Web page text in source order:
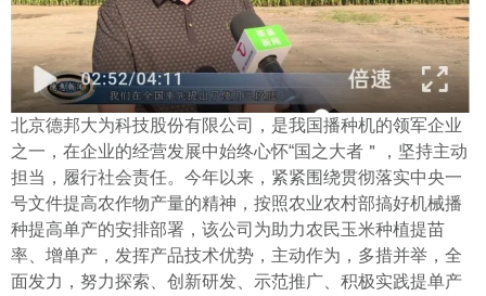
北京德邦大为科技股份有限公司，是我国播种机的领军企业
之一，在企业的经营发展中始终心怀“国之大者＂，坚持主动
担当，履行社会责任。今年以来，紧紧围绕贯彻落实中央一
号文件提高农作物产量的精神，按照农业农村部搞好机械播
种提高单产的安排部署，该公司为助力农民玉米种植提苗
率、增单产，发挥产品技术优势，主动作为，多措并举，全
面发力，努力探索、创新研发、示范推广、积极实践提单产